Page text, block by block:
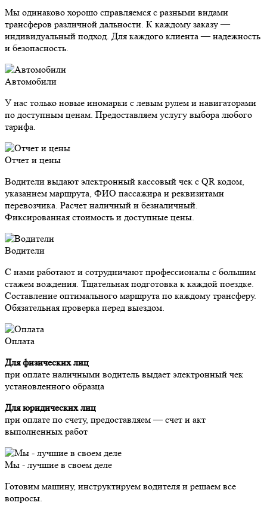
Мы одинаково хорошо справляемся с разными видами
трансферов различной дальности. К каждому заказу —
индивидуальный подход. Для каждого клиента — надежность
и безопасность.
Автомобили
У нас только новые иномарки с левым рулем и навигаторами
по доступным ценам. Предоставляем услугу выбора любого
тарифа.
Отчет и цены
Водители выдают электронный кассовый чек с QR кодом,
указанием маршрута, ФИО пассажира и реквизитами
перевозчика. Расчет наличный и безналичный.
Фиксированная стоимость и доступные цены.
Водители
С нами работают и сотрудничают профессионалы с большим
стажем вождения. Тщательная подготовка к каждой поездке.
Составление оптимального маршрута по каждому трансферу.
Обязательная проверка перед выездом.
Оплата
Для физических лиц
при оплате наличными водитель выдает электронный чек
установленного образца
Для юридических лиц
при оплате по счету, предоставляем — счет и акт
выполненных работ
Мы - лучшие в своем деле
Готовим машину, инструктируем водителя и решаем все
вопросы.